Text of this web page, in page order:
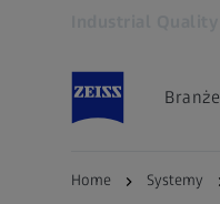
Branże
Home Systemy